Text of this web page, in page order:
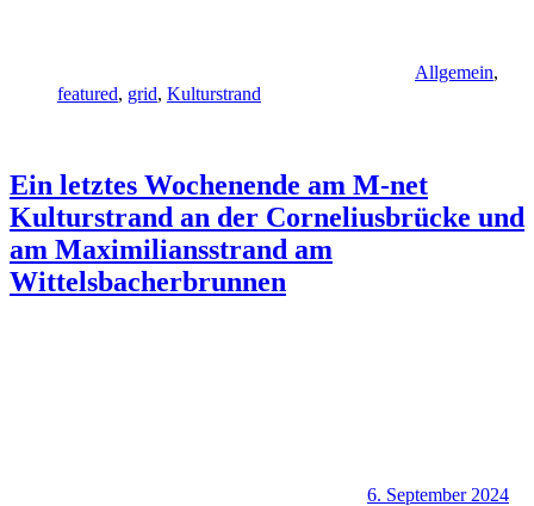
Allgemein,
featured, grid, Kulturstrand
Ein letztes Wochenende am M-net
Kulturstrand an der Corneliusbrücke und
am Maximiliansstrand am
Wittelsbacherbrunnen
6. September 2024